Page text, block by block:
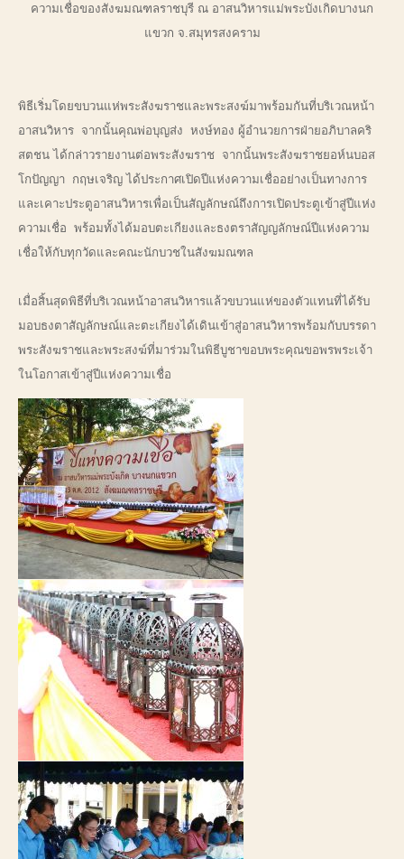
ความเชื่อของสังฆมณฑลราชบุรี ณ อาสนวิหารแม่พระบังเกิดบางนก
แขวก จ.สมุทรสงคราม
พิธีเริ่มโดยขบวนแห่พระสังฆราชและพระสงฆ์มาพร้อมกันที่บริเวณหน้า
อาสนวิหาร จากนั้นคุณพ่อบุญส่ง หงษ์ทอง ผู้อำนวยการฝ่ายอภิบาลคริ
สตชน ได้กล่าวรายงานต่อพระสังฆราช จากนั้นพระสังฆราชยอห์นบอส
โกปัญญา กฤษเจริญ ได้ประกาศเปิดปีแห่งความเชื่ออย่างเป็นทางการ
และเคาะประตูอาสนวิหารเพื่อเป็นสัญลักษณ์ถึงการเปิดประตูเข้าสู่ปีแห่ง
ความเชื่อ พร้อมทั้งได้มอบตะเกียงและธงตราสัญญลักษณ์ปีแห่งความ
เชื่อให้กับทุกวัดและคณะนักบวชในสังฆมณฑล
เมื่อสิ้นสุดพิธีที่บริเวณหน้าอาสนวิหารแล้วขบวนแห่ของตัวแทนที่ได้รับ
มอบธงตาสัญลักษณ์และตะเกียงได้เดินเข้าสู่อาสนวิหารพร้อมกับบรรดา
พระสังฆราชและพระสงฆ์ที่มาร่วมในพิธีบูชาขอบพระคุณขอพรพระเจ้า
ในโอกาสเข้าสู่ปีแห่งความเชื่อ